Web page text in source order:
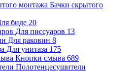
Бачки скрытого
биде 20
Для писсуаров 13
Для раковин 8
Для унитаза 175
Кнопки смыва 689
Полотенцесушители